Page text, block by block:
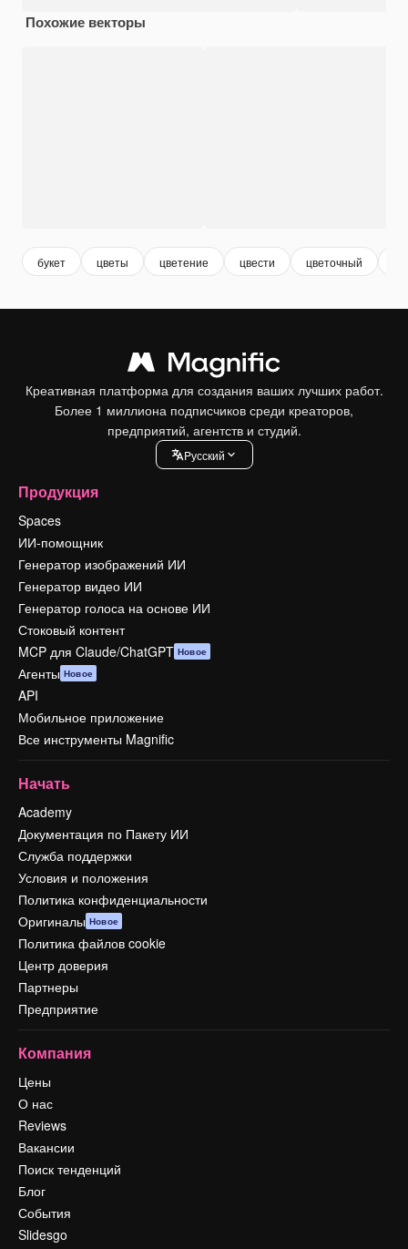
Похожие векторы
букет цветы цветение цвести цветочный
Креативная платформа для создания ваших лучших работ.
Более 1 миллиона подписчиков среди креаторов,
предприятий, агентств и студий.
Pусский
Продукция
Spaces
ИИ-помощник
Генератор изображений ИИ
Генератор видео ИИ
Генератор голоса на основе ИИ
Стоковый контент
MCP для Claude/ChatGPT Новое
Агенты Новое
API
Мобильное приложение
Все инструменты Magnific
Начать
Academy
Документация по Пакету ИИ
Служба поддержки
Условия и положения
Политика конфиденциальности
Оригиналы Новое
Политика файлов cookie
Центр доверия
Партнеры
Предприятие
Компания
Цены
О нас
Reviews
Вакансии
Поиск тенденций
Блог
События
Slidesgo